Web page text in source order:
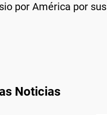
por América por sus
Noticias